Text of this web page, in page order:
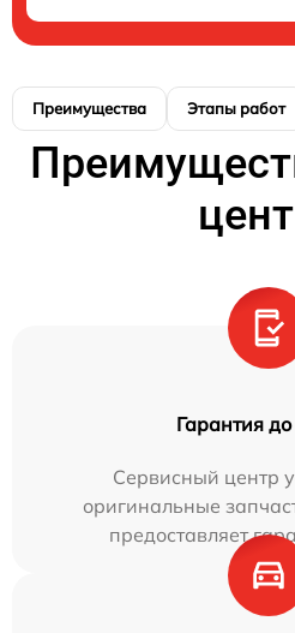
Преимущества Этапы работ
Гарантия
Сервисный центр
оригинальные
предоставляет